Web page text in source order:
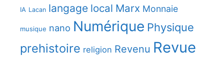
IA Lacan langage local Marx Monnaie
musique nano Numérique Physique
prehistoire religion Revenu Revue